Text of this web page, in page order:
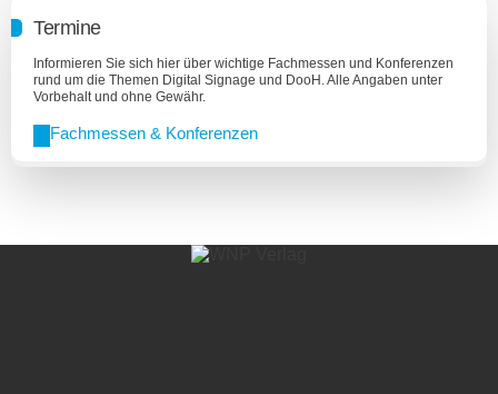
Termine
Informieren Sie sich hier über wichtige Fachmessen und Konferenzen
rund um die Themen Digital Signage und DooH. Alle Angaben unter
Vorbehalt und ohne Gewähr.
Fachmessen & Konferenzen